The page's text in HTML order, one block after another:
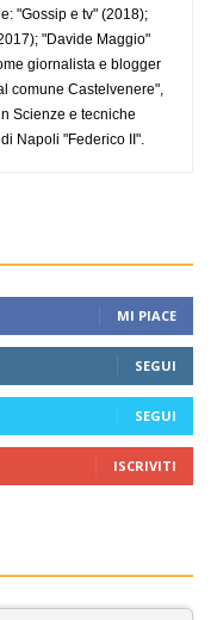
"Gossip e tv" (2018);
"Davide Maggio"
giornalista e blogger
comune Castelvenere",
Scienze e tecniche
Napoli "Federico II".
MI PIACE
SEGUI
SEGUI
ISCRIVITI